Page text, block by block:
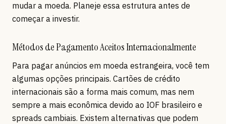
mudar a moeda. Planeje essa estrutura antes de
começar a investir.
Métodos de Pagamento Aceitos Internacionalmente
Para pagar anúncios em moeda estrangeira, você tem
algumas opções principais. Cartões de crédito
internacionais são a forma mais comum, mas nem
sempre a mais econômica devido ao IOF brasileiro e
spreads cambiais. Existem alternativas que podem